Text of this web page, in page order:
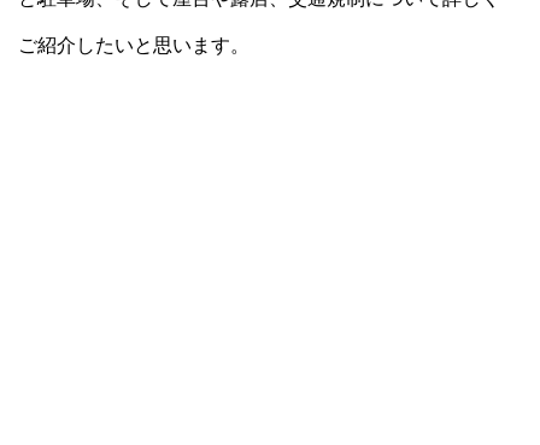
ご紹介したいと思います。